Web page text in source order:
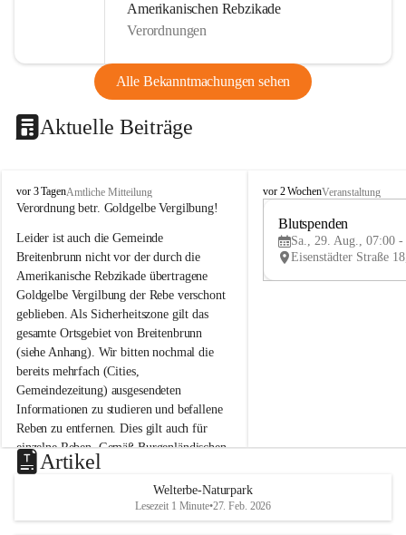
Amerikanischen Rebzikade
Verordnungen
Alle Bekanntmachungen sehen
Aktuelle Beiträge
B
r
i
t
e
n
b
r
u
n
n
a
m
N
e
u
s
d
vor 3 TagenAmtliche Mitteilung
Verordnung betr. Goldgelbe Vergilbung!
Leider ist auch die Gemeinde
Breitenbrunn nicht vor der durch die
Amerikanische Rebzikade übertragene
Goldgelbe Vergilbung der Rebe verschont
geblieben. Als Sicherheitszone gilt das
gesamte Ortsgebiet von Breitenbrunn
(siehe Anhang). Wir bitten nochmal die
bereits mehrfach (Cities,
Gemeindezeitung) ausgesendeten
Informationen zu studieren und befallene
Reben zu entfernen. Dies gilt auch für
einzelne Reben. Gemäß Burgenländischen
Weinbaugesetz sind nicht gepflegte oder
unzulässige Weingärten zu roden! Bitte
helfen wir zusammen um unsere Winzer
vor den prognostizierten Ernteausfällen
B
e
u
e
d
vor 2 WochenVeranstaltung
Blutspenden
Sa., 29. Aug., 07:00 -
Artikel
Welterbe-Naturpark
Lesezeit 1 Minute•27. Feb. 2026